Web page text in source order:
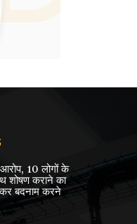
10 लोगों के
शोषण कराने का
बदनाम करने